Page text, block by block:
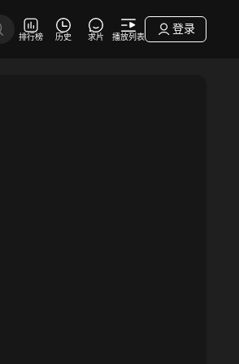
排行榜 历史 求片 播放列表
登录